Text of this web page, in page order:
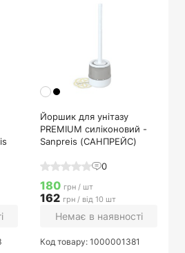
Йоршик для унітазу
PREMIUM силіконовий -
Sanpreis (САНПРЕЙС)
0
180 грн / шт
162 грн / від 10 шт
Немає в наявності
Код товару: 1000001381